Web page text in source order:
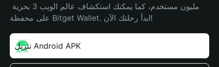
على محفظة Bitget Wallet. ابدأ رحلتك الآن!
تنزيل Android APK